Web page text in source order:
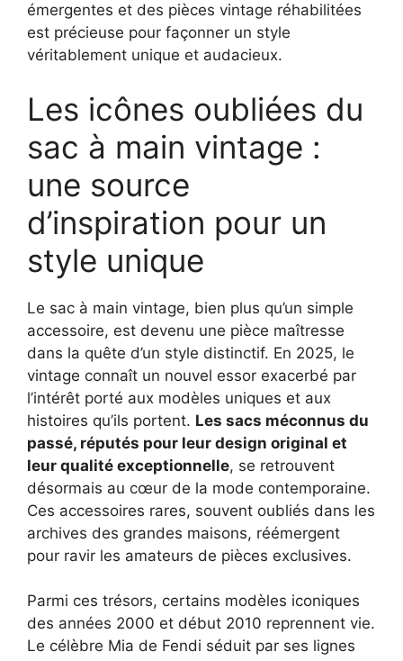
émergentes et des pièces vintage réhabilitées
est précieuse pour façonner un style
véritablement unique et audacieux.
Les icônes oubliées du
sac à main vintage :
une source
d’inspiration pour un
style unique
Le sac à main vintage, bien plus qu’un simple
accessoire, est devenu une pièce maîtresse
dans la quête d’un style distinctif. En 2025, le
vintage connaît un nouvel essor exacerbé par
l’intérêt porté aux modèles uniques et aux
histoires qu’ils portent. Les sacs méconnus du
passé, réputés pour leur design original et
leur qualité exceptionnelle, se retrouvent
désormais au cœur de la mode contemporaine.
Ces accessoires rares, souvent oubliés dans les
archives des grandes maisons, réémergent
pour ravir les amateurs de pièces exclusives.
Parmi ces trésors, certains modèles iconiques
des années 2000 et début 2010 reprennent vie.
Le célèbre Mia de Fendi séduit par ses lignes